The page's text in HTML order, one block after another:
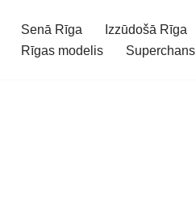
Senā Rīga Izzūdošā Rīga
Rīgas modelis
Superchans